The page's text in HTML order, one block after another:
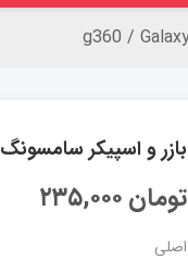
بازر و اسپیکر سامسونگ g360 / Galaxy Core Prime
۲۳۵,۰۰۰تومان
اصلی